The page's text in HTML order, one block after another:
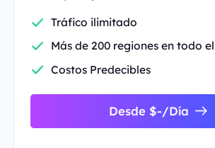
Tráfico ilimitado
Más de 200 regiones en todo
Costos Predecibles
Desde $-/Día